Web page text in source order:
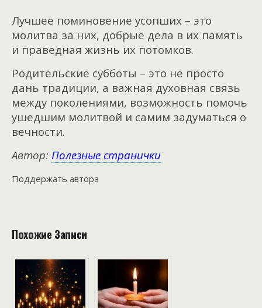
Лучшее поминовение усопших – это
молитва за них, добрые дела в их память
и праведная жизнь их потомков.
Родительские субботы – это не просто
дань традиции, а важная духовная связь
между поколениями, возможность помочь
ушедшим молитвой и самим задуматься о
вечности.
Автор: Полезные странички
Поддержать автора
Похожие Записи